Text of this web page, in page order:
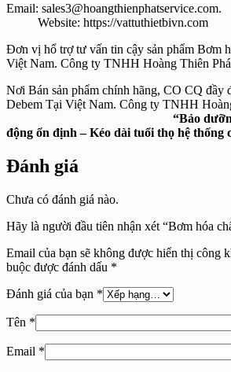
Email:
Website: https://vattuthietbivn.com
Đơn vị hổ trợ tư vấn tin cậy sản phẩm Bơm
Việt Nam. Công ty TNHH Hoàng Thiên
Nơi Bán sản phẩm chính hãng, CO CQ đầy
Debem Tại Việt Nam. Công ty TNHH
“Bảo
động ổn định – Kéo dài tuổi thọ hệ thống
Đánh giá
Chưa có đánh giá nào.
Hãy là người đầu tiên nhận xét “Bơm hóa
Email của bạn sẽ không được hiển thị công
buộc được đánh dấu *
Đánh giá của bạn *
Tên *
Email *